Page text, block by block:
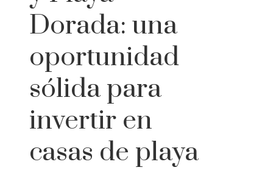
Dorada: una
oportunidad
sólida para
invertir en
casas de playa